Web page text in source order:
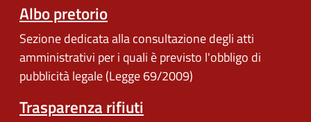
Albo pretorio
Sezione dedicata alla consultazione degli atti
amministrativi per i quali è previsto l'obbligo di
pubblicità legale (Legge 69/2009)
Trasparenza rifiuti